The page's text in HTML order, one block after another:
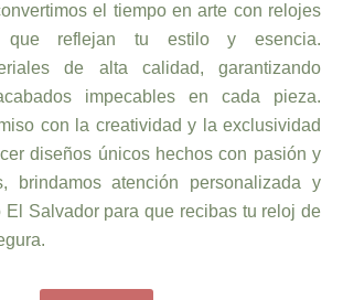
el tiempo en arte con relojes
que reflejan tu estilo y esencia.
de alta calidad, garantizando
impecables en cada pieza.
con la creatividad y la exclusividad
diseños únicos hechos con pasión y
brindamos atención personalizada y
El Salvador para que recibas tu reloj de